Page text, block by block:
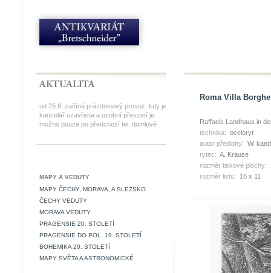
od 25.6. začíná prázdninový provoz, kdy je
kancelář uzavřena a osobní převzetí je
možno pouze po předchozí tel. domluvě
MAPY A VEDUTY
MAPY ČECHY, MORAVA, A SLEZSKO
ČECHY VEDUTY
MORAVA VEDUTY
PRAGENSIE 20. STOLETÍ
PRAGENSIE DO POL. 19. STOLETÍ
BOHEMIKA 20. STOLETÍ
MAPY SVĚTA A ASTRONOMICKÉ
Roma Villa
Raffaels Landhaus in
technika: oceloryt
autor předlohy: W.
rytec: A. Krause
rozměr tiskové plochy:
rozměr listu:
16 x 11